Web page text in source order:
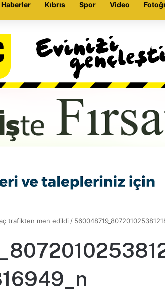
Haberler Kıbrıs Spor Video
trafikten men edildi /